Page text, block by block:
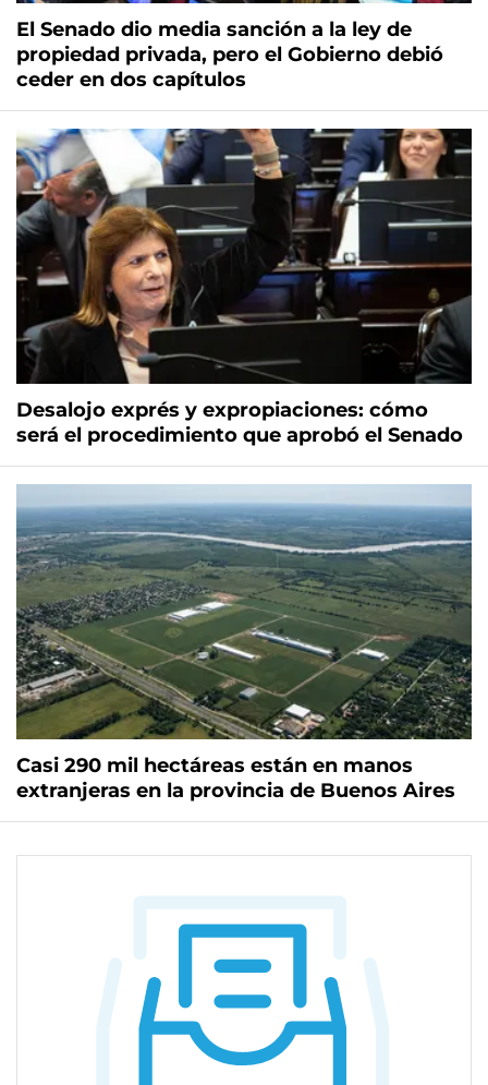
El Senado dio media sanción a la ley de
propiedad privada, pero el Gobierno debió
ceder en dos capítulos
Desalojo exprés y expropiaciones: cómo
será el procedimiento que aprobó el Senado
Casi 290 mil hectáreas están en manos
extranjeras en la provincia de Buenos Aires